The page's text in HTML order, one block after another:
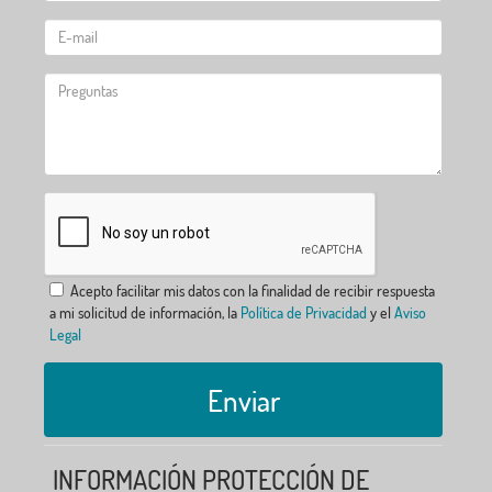
Acepto facilitar mis datos con la finalidad de recibir respuesta
a mi solicitud de información, la Política de Privacidad y el Aviso
Legal
Enviar
INFORMACIÓN PROTECCIÓN DE